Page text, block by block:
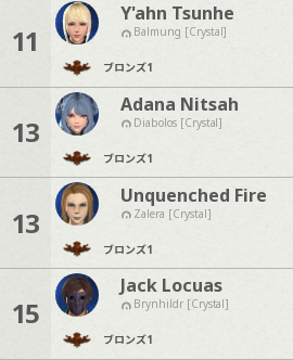
11
Y'ahn Tsunhe
Balmung [Crystal]
ブロンズ1
13
Adana Nitsah
Diabolos [Crystal]
ブロンズ1
13
Unquenched Fire
Zalera [Crystal]
ブロンズ1
15
Jack Locuas
Brynhildr [Crystal]
ブロンズ1